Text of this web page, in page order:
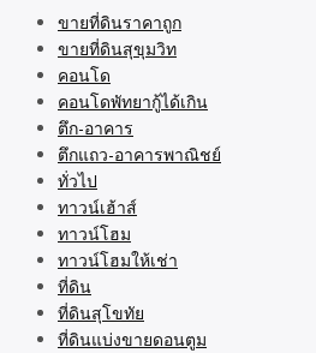
ขายที่ดินราคาถูก
ขายที่ดินสุขุมวิท
คอนโด
คอนโดพัทยากู้ได้เกิน
ตึก-อาคาร
ตึกแถว-อาคารพาณิชย์
ทั่วไป
ทาวน์เฮ้าส์
ทาวน์โฮม
ทาวน์โฮมให้เช่า
ที่ดิน
ที่ดินสุโขทัย
ที่ดินแบ่งขายดอนตูม